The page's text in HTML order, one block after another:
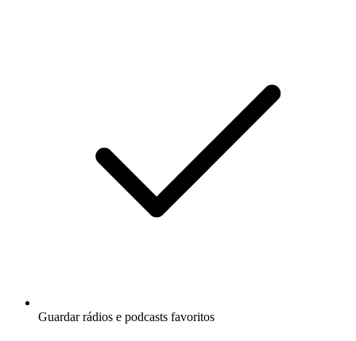
Guardar rádios e podcasts favoritos